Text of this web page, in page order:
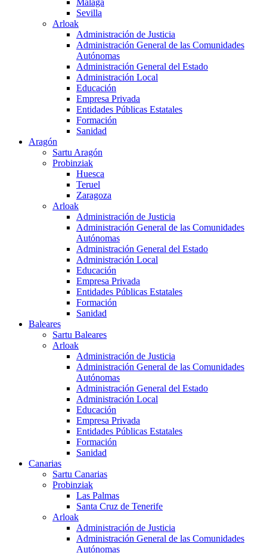
Málaga
Sevilla
Arloak
Administración de Justicia
Administración General de las Comunidades
Autónomas
Administración General del Estado
Administración Local
Educación
Empresa Privada
Entidades Públicas Estatales
Formación
Sanidad
Aragón
Sartu Aragón
Probinziak
Huesca
Teruel
Zaragoza
Arloak
Administración de Justicia
Administración General de las Comunidades
Autónomas
Administración General del Estado
Administración Local
Educación
Empresa Privada
Entidades Públicas Estatales
Formación
Sanidad
Baleares
Sartu Baleares
Arloak
Administración de Justicia
Administración General de las Comunidades
Autónomas
Administración General del Estado
Administración Local
Educación
Empresa Privada
Entidades Públicas Estatales
Formación
Sanidad
Canarias
Sartu Canarias
Probinziak
Las Palmas
Santa Cruz de Tenerife
Arloak
Administración de Justicia
Administración General de las Comunidades
Autónomas